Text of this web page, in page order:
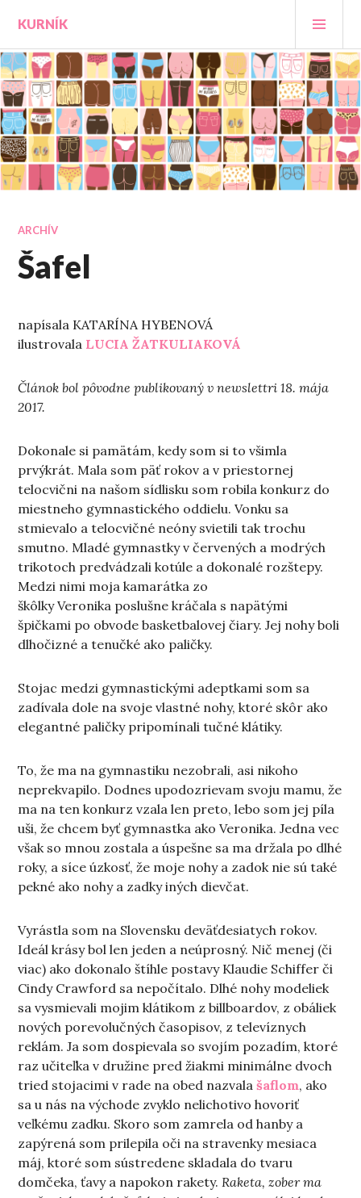
obsah
KURNÍK
ARCHÍV
Šafel
napísala KATARÍNA HYBENOVÁ
ilustrovala LUCIA ŽATKULIAKOVÁ
Článok bol pôvodne publikovaný v newslettri 18. mája
2017.
Dokonale si pamätám, kedy som si to všimla
prvýkrát. Mala som päť rokov a v priestornej
telocvični na našom sídlisku som robila konkurz do
miestneho gymnastického oddielu. Vonku sa
stmievalo a telocvičné neóny svietili tak trochu
smutno. Mladé gymnastky v červených a modrých
trikotoch predvádzali kotúle a dokonalé rozštepy.
Medzi nimi moja kamarátka zo
škôlky Veronika poslušne kráčala s napätými
špičkami po obvode basketbalovej čiary. Jej nohy boli
dlhočizné a tenučké ako paličky.
Stojac medzi gymnastickými adeptkami som sa
zadívala dole na svoje vlastné nohy, ktoré skôr ako
elegantné paličky pripomínali tučné klátiky.
To, že ma na gymnastiku nezobrali, asi nikoho
neprekvapilo. Dodnes upodozrievam svoju mamu, že
ma na ten konkurz vzala len preto, lebo som jej píla
uši, že chcem byť gymnastka ako Veronika. Jedna vec
však so mnou zostala a úspešne sa ma držala po dlhé
roky, a síce úzkosť, že moje nohy a zadok nie sú také
pekné ako nohy a zadky iných dievčat.
Vyrástla som na Slovensku deväťdesiatych rokov.
Ideál krásy bol len jeden a neúprosný. Nič menej (či
viac) ako dokonalo štíhle postavy Klaudie Schiffer či
Cindy Crawford sa nepočítalo. Dlhé nohy modeliek
sa vysmievali mojim klátikom z billboardov, z obáliek
nových porevolučných časopisov, z televíznych
reklám. Ja som dospievala so svojím pozadím, ktoré
raz učiteľka v družine pred žiakmi minimálne dvoch
tried stojacimi v rade na obed nazvalašaflom, ako
sa u nás na východe zvyklo nelichotivo hovoriť
veľkému zadku. Skoro som zamrela od hanby a
zapýrená som prilepila oči na stravenky mesiaca
máj, ktoré som sústredene skladala do tvaru
domčeka, ťavy a napokon rakety.Raketa, zober ma